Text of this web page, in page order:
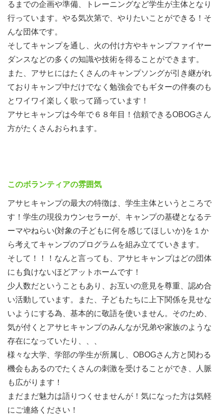
(土） 終了しました。
新規応募説明会13時30分～15時50分 体験キャンプガイダ
ンス16時00分～16時45分
緊急事態宣言を受け、ネット経由で実施しました。
説明会及び体験キャンプガイダンスに参加された方は無料
で6月13-14日滋賀県にて行う体験キャンプにご招待しま
す。
ひと言メッセージ
少人数でアットホームな団体です！ 自然、キャンプ、子
ども、楽しいことが好きな人！ 集まれ！
・なにか新しいことにチャレンジしてみたい人
・新しい仲間に出会いたい人
・自分を変えたい人
ご参加お待ちしています！
当日に都合のつかない方は、個別にても対応致しますので
るまでの企画や準備、トレーニングなど学生が主体となり
行っています。やる気次第で、やりたいことができる！そ
んな団体です。
そしてキャンプを通し、火の付け方やキャンプファイヤー
ダンスなどの多くの知識や技術を得ることができます。
また、アサヒにはたくさんのキャンプソングが引き継がれ
ておりキャンプ中だけでなく勉強会でもギターの伴奏のも
とワイワイ楽しく歌って踊っています！
アサヒキャンプは今年で６８年目！信頼できるOBOGさん
方がたくさんおられます。
このボランティアの雰囲気
アサヒキャンプの最大の特徴は、学生主体というところで
す！学生の現役カウンセラーが、キャンプの基礎となるテ
ーマやねらい(対象の子どもに何を感じてほしいか)を１か
ら考えてキャンプのプログラムを組み立てていきます。
そして！！！なんと言っても、アサヒキャンプはどの団体
にも負けないほどアットホームです！
少人数だということもあり、お互いの意見を尊重、認め合
い活動しています。また、子どもたちに上下関係を見せな
いようにする為、基本的に敬語を使いません。そのため、
気が付くとアサヒキャンプのみんなが兄弟や家族のような
存在になっていたり、、、
様々な大学、学部の学生が所属し、OBOGさん方と関わる
機会もあるのでたくさんの刺激を受けることができ、人脈
も広がります！
まだまだ魅力は語りつくせませんが！気になった方は気軽
にご連絡ください！